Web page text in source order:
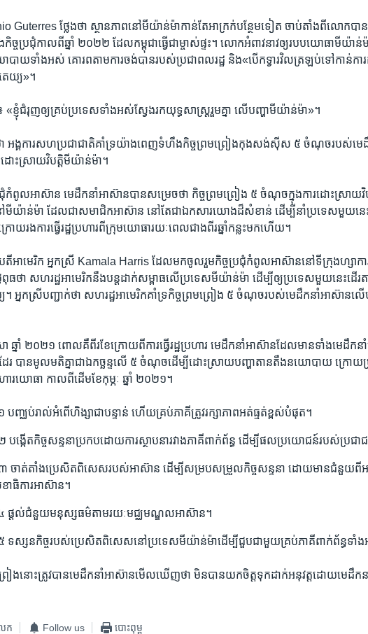
Guterres ​ថ្លែង​ថា​ ស្ថានភាព​នៅ​មីយ៉ាន់ម៉ា​កាន់​តែ​អាក្រក់​បន្ថែម​ទៀត ​ចាប់​តាំង​ពី​លោក​បា
កិច្ច​ប្រជុំ​កាល​ពី​ឆ្នាំ​ ២០២២​ ដែល​កម្ពុជា​ធ្វើ​ជា​ម្ចាស់​ផ្ទះ។ ​លោក​អំពាវនាវ​ឲ្យ​របប​យោធា​មីយ៉ាន់
ាយ​ទាំង​អស់ ​គោរព​តាម​ការ​ចង់​បាន​របស់​ប្រជា​ពលរដ្ឋ ​និង​«បើក​ទ្វារ​វិល​ត្រឡប់​ទៅ​កាន់​កា
េយ្យ»។​
«ខ្ញុំ​ជំរុញ​ឲ្យ​គ្រប់​ប្រទេស​ទាំង​អស់​ស្វែង​រក​យុទ្ធសាស្រ្ត​រួម​គ្នា ​លើ​បញ្ហា​មីយ៉ាន់ម៉ា»។​
ា​ អង្គការ​សហ​ប្រជាជាតិ​គាំទ្រ​យ៉ាង​ពេញ​ទំហឹង​កិច្ច​ព្រម​ព្រៀង​កុងសង់ស៊ីស​ ៥ ចំណុច​របស់​មេ
ោះ​ស្រាយ​វិបត្តិ​មីយ៉ាន់ម៉ា។​
ជុំ​កំពូល​អាស៊ាន ​មេ​ដឹកនាំ​អាស៊ាន​បាន​សម្រេច​ថា​ ​កិច្ច​ព្រមព្រៀង ៥ ចំណុច​ក្នុង​ការ​ដោះស្រាយ​វិ
យ៉ាន់ម៉ា ​ដែល​ជា​សមាជិក​អាស៊ាន​ នៅ​តែ​ជា​ឯកសារ​យោង​ដ៏​សំខាន់ ​ដើម្បី​នាំ​ប្រទេស​មួយ​នេ
ោយ​រង​ការ​ធ្វើ​រដ្ឋ​ប្រហារ​ពី​ក្រុម​យោធា​រយៈ​ពេល​ជាង​ពីរ​ឆ្នាំ​កន្លះ​មក​ហើយ។​
តី​អាមេរិក ​អ្នកស្រី​ Kamala Harris ​ដែល​មក​ចូល​រួម​កិច្ច​ប្រជុំ​កំពូល​អាស៊ាន​នៅ​ទីក្រុង​ហ្សាកា
ពុធ​ថា​ សហរដ្ឋ​អាមេរិក​នឹង​បន្ត​ដាក់​សម្ពាធ​លើ​ប្រទេស​មីយ៉ាន់ម៉ា​ ដើម្បី​ឲ្យ​ប្រទេស​មួយ​នេះ​ដើរ​ត
។​ អ្នកស្រី​បញ្ជាក់​ថា​ សហរដ្ឋ​អាមេរិក​គាំទ្រ​កិច្ច​ព្រមព្រៀង​ ៥​ ចំណុច​របស់​មេដឹកនាំ​អាស៊ាន​លើ​
ឆ្នាំ​ ២០២១​ ពោល​គឺ​ពីរ​ខែ​ក្រោយ​ពី​ការ​ធ្វើ​រដ្ឋ​ប្រហារ​ មេ​ដឹកនាំ​អាស៊ាន​ដែល​មាន​ទាំង​មេ​ដឹកន
រ​ បាន​មូល​មតិ​គ្នា​ជា​ឯកច្ឆន្ទ​លើ​ ៥​ ចំណុច​ដើម្បី​ដោះ​ស្រាយ​បញ្ហា​តានតឹង​នយោបាយ​ ក្រោយ​
រហារ​យោធា ​កាល​ពី​ដើម​ខែ​កុម្ភៈ​ ឆ្នាំ​ ២០២១។​
បញ្ឈប់​រាល់​អំពើ​ហិង្សា​ជា​បន្ទាន់​ ហើយ​គ្រប់​ភាគី​ត្រូវ​រក្សា​ភាព​អត់ធ្មត់​ខ្ពស់​បំផុត។
បង្កើត​កិច្ច​សន្ទនា​ប្រកប​ដោយ​ការ​ស្ថាបនា​រវាង​ភាគី​ពាក់ព័ន្ធ ​ដើម្បី​ផល​ប្រយោជន៍​របស់​ប្រជា
ចាត់​តាំង​ប្រេសិត​ពិសេស​របស់​អាស៊ាន ​ដើម្បី​សម្រប​សម្រួល​កិច្ច​សន្ទនា ​ដោយ​មាន​ជំនួយ​ពី​អ
ាធិការ​អាស៊ាន។​
ផ្តល់​ជំនួយ​មនុស្ស​ធម៌​តាម​រយៈ​មជ្ឈមណ្ឌល​អាស៊ាន។
ទស្សន​កិច្ច​របស់​ប្រេសិត​ពិសេស​នៅ​ប្រទេស​មីយ៉ាន់ម៉ា​ដើម្បី​ជួប​ជាមួយ​គ្រប់​ភាគី​ពាក់​ព័ន្ធ​ទាំង​
ព្រៀង​នោះ​ត្រូវ​បាន​មេ​ដឹកនាំ​អាស៊ាន​មើល​ឃើញ​ថា​ មិន​បាន​យក​ចិត្ត​ទុក​ដាក់​អនុវត្ត​ដោយ​មេ​ដឹក
ក Follow us បោះពុម្ព